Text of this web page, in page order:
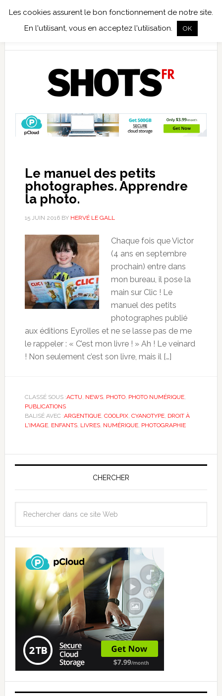
Le manuel des petits
photographes. Apprendre
la photo.
15 JUIN 2016BY HERVÉ LE GALL
Chaque fois que Victor
(4 ans en septembre
prochain) entre dans
mon bureau, il pose la
main sur Clic ! Le
manuel des petits
photographes publié
aux éditions Eyrolles et ne se lasse pas de me
le rappeler : « C’est mon livre ! » Ah ! Le veinard
! Non seulement c’est son livre, mais il […]
CLASSÉ SOUS :ACTU NEWS, PHOTO, PHOTO NUMÉRIQUE,
PUBLICATIONS
BALISÉ AVEC :ARGENTIQUE, COOLPIX, CYANOTYPE, DROIT À
L'IMAGE, ENFANTS, LIVRES, NUMÉRIQUE, PHOTOGRAPHIE
CHERCHER
Les cookies assurent le bon fonctionnement de notre site.
En l'utilisant, vous en acceptez l'utilisation.
OK